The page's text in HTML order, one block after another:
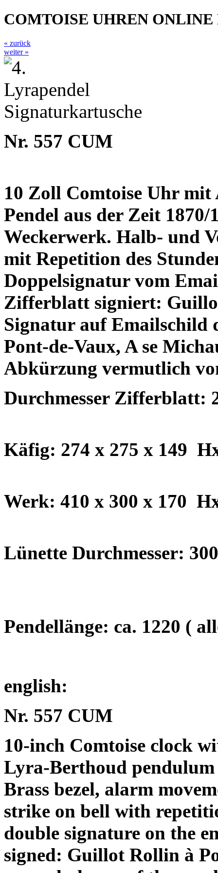
COMTOISE UHREN ONLINE
« zurück
weiter »
Nr. 557 CUM
10 Zoll Comtoise Uhr
Pendel aus der Zeit
Weckerwerk. Halb- und
mit Repetition des
Doppelsignatur vom
Zifferblatt signiert:
Signatur auf Emailschild
Pont-de-Vaux, A se
Abkürzung vermutlich
Durchmesser Zifferblatt:
Käfig: 274 x 275 x 149
Werk: 410 x 300 x 170
Lünette Durchmesser: 300
Pendellänge: ca. 1220 (
english:
Nr. 557 CUM
10-inch Comtoise clock
Lyra-Berthoud
Brass bezel, alarm
strike on bell with
double signature on the
signed: Guillot Rollin à